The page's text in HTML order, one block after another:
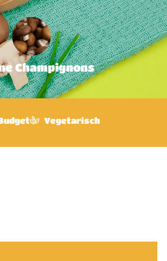
Champignons
Vegetarisch